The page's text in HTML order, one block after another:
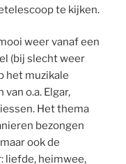
te kijken.
weer vanaf een
(bij slecht weer
het muzikale
o.a. Elgar,
Het thema
bezongen
ook de
liefde, heimwee,